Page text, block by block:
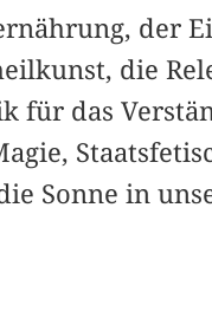
der
die
für das
Sonne in